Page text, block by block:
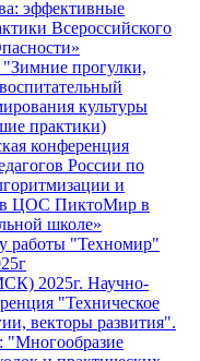
эффективные
Всероссийского
прогулки,
культуры
практики)
конференция
России по
и
в ЦОС ПиктоМир в
школе»
работы "Техномир"
2025г. Научно-
"Техническое
векторы развития".
"Многообразие